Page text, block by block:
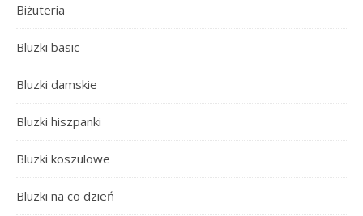
Biżuteria
Bluzki basic
Bluzki damskie
Bluzki hiszpanki
Bluzki koszulowe
Bluzki na co dzień